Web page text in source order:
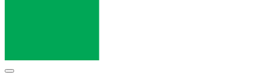
Main